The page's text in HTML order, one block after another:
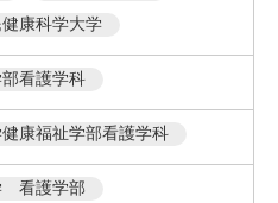
康科学大学
看護学科
康福祉学部看護学科
看護学部